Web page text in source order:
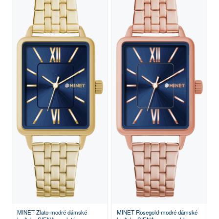
MINET Zlato-modré dámské
MINET Rosegold-modré dámské